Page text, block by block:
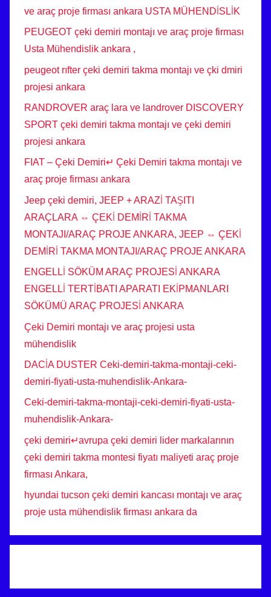
ve araç proje firması ankara USTA MÜHENDİSLİK
PEUGEOT çeki demiri montajı ve araç proje firması
Usta Mühendislik ankara ,
peugeot rıfter çeki demiri takma montajı ve çki dmiri
projesi ankara
RANDROVER araç lara ve landrover DISCOVERY
SPORT çeki demiri takma montajı ve çeki demiri
projesi ankara
FIAT – Çeki Demiri↵ Çeki Demiri takma montajı ve
araç proje firması ankara
Jeep çeki demiri, JEEP + ARAZİ TAŞITI
ARAÇLARA ⇔ ÇEKİ DEMİRİ TAKMA
MONTAJI/ARAÇ PROJE ANKARA, JEEP ⇔ ÇEKİ
DEMİRİ TAKMA MONTAJI/ARAÇ PROJE ANKARA
ENGELLİ SÖKÜM ARAÇ PROJESİ ANKARA
ENGELLİ TERTİBATI APARATI EKİPMANLARI
SÖKÜMÜ ARAÇ PROJESİ ANKARA
Çeki Demiri montajı ve araç projesi usta
mühendislik
DACİA DUSTER Ceki-demiri-takma-montaji-ceki-
demiri-fiyati-usta-muhendislik-Ankara-
Ceki-demiri-takma-montaji-ceki-demiri-fiyati-usta-
muhendislik-Ankara-
çeki demiri↵avrupa çeki demiri lider markalarının
çeki demiri takma montesi fiyatı maliyeti araç proje
firması Ankara,
hyundai tucson çeki demiri kancası montajı ve araç
proje usta mühendislik firması ankara da